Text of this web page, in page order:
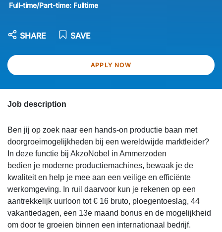
Full-time/Part-time: Fulltime
APPLY NOW
SAVE
SHARE
Job description
Ben jij op zoek naar een hands-on productie baan met
doorgroeimogelijkheden bij een wereldwijde marktleider?
In deze functie bij AkzoNobel in Ammerzoden
bedien je moderne productiemachines, bewaak je de
kwaliteit en help je mee aan een veilige en efficiënte
werkomgeving. In ruil daarvoor kun je rekenen op een
aantrekkelijk uurloon tot € 16 bruto, ploegentoeslag, 44
vakantiedagen, een 13e maand bonus en de mogelijkheid
om door te groeien binnen een internationaal bedrijf.